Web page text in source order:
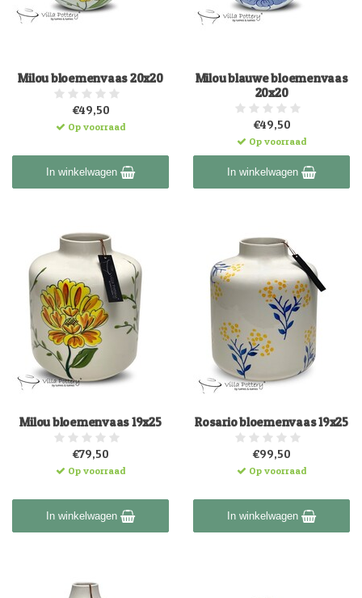
Milou bloemenvaas 20x20
€49,50
Op voorraad
In winkelwagen
Milou blauwe bloemenvaas
20x20
€49,50
Op voorraad
In winkelwagen
Milou bloemenvaas 19x25
€79,50
Op voorraad
In winkelwagen
Rosario bloemenvaas 19x25
€99,50
Op voorraad
In winkelwagen